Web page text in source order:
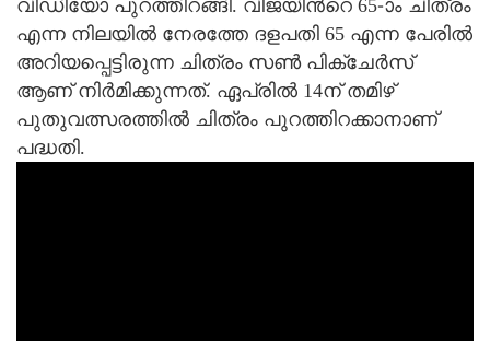
വിഡിയോ പുറത്തിറങ്ങി. വിജയിന്‍റെ 65-ാം ചിത്രം
എന്ന നിലയില്‍ നേരത്തേ ദളപതി 65 എന്ന പേരില്‍
അറിയപ്പെട്ടിരുന്ന ചിത്രം സണ്‍ പിക്ചേര്‍സ്
ആണ് നിര്‍മിക്കുന്നത്. ഏപ്രില്‍ 14ന് തമിഴ്
പുതുവത്സരത്തില്‍ ചിത്രം പുറത്തിറക്കാനാണ്
പദ്ധതി.